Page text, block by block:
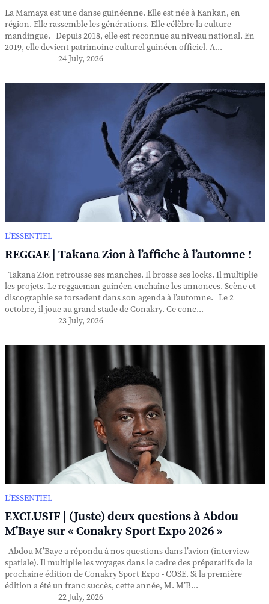
La Mamaya est une danse guinéenne. Elle est née à Kankan, en
région. Elle rassemble les générations. Elle célèbre la culture
mandingue. Depuis 2018, elle est reconnue au niveau national. En
2019, elle devient patrimoine culturel guinéen officiel. A...
24 July, 2026
L’ESSENTIEL
REGGAE | Takana Zion à l’affiche à l’automne !
Takana Zion retrousse ses manches. Il brosse ses locks. Il multiplie
les projets. Le reggaeman guinéen enchaîne les annonces. Scène et
discographie se torsadent dans son agenda à l’automne. Le 2
octobre, il joue au grand stade de Conakry. Ce conc...
23 July, 2026
L’ESSENTIEL
EXCLUSIF | (Juste) deux questions à Abdou
M’Baye sur « Conakry Sport Expo 2026 »
Abdou M’Baye a répondu à nos questions dans l’avion (interview
spatiale). Il multiplie les voyages dans le cadre des préparatifs de la
prochaine édition de Conakry Sport Expo - COSE. Si la première
édition a été un franc succès, cette année, M. M’B...
22 July, 2026